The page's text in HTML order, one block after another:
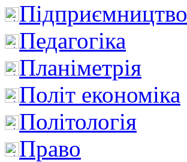
Підприємництво
Педагогіка
Планіметрія
Політ економіка
Політологія
Право